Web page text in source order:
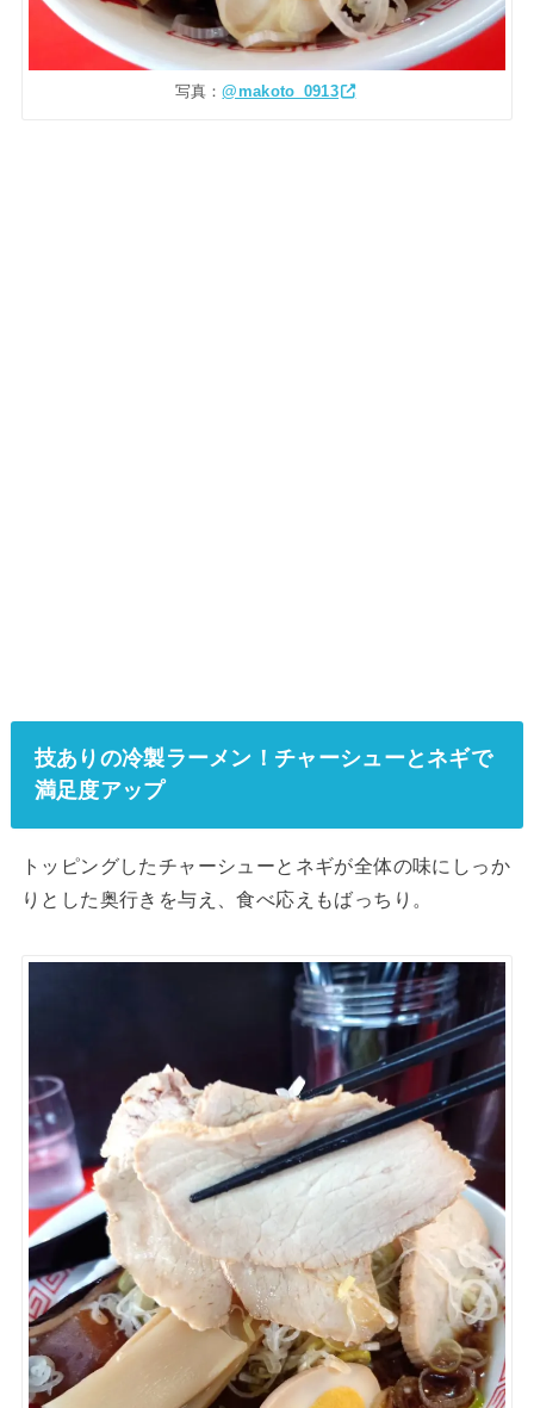
写真：@makoto_0913
技ありの冷製ラーメン！チャーシューとネギで
満足度アップ
トッピングしたチャーシューとネギが全体の味にしっか
りとした奥行きを与え、食べ応えもばっちり。